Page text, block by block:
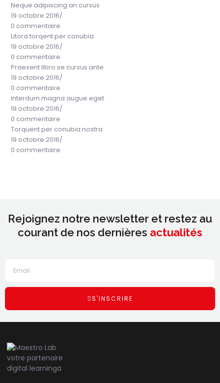
Neque adipiscing an cursus
19 octobre 2016/
0 commentaire
Litora torqent per conubia
19 octobre 2016/
0 commentaire
Praesent libro se cursus ante
19 octobre 2016/
0 commentaire
Interdum magna augue eget
19 octobre 2016/
0 commentaire
Torquent per conubia nostra
19 octobre 2016/
0 commentaire
Rejoignez notre newsletter et restez au
courant de nos dernières actualités
S'INSCRIRE